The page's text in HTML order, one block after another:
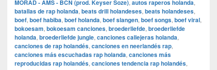
MORAD - AMS - BCN (prod. Keyser Soze), autos raperos holanda,
batallas de rap holanda, beats drill holandeses, beats holandeses,
boef, boef habiba, boef holanda, boef slangen, boef songs, boef viral,
bokoesam, bokoesam canciones, broederliefde, broederliefde
holanda, broederliefde jungle, canciones callejeras holanda,
canciones de rap holandés, canciones en neerlandés rap,
canciones más escuchadas rap holanda, canciones más
reproducidas rap holandés, canciones tendencia rap holandés,